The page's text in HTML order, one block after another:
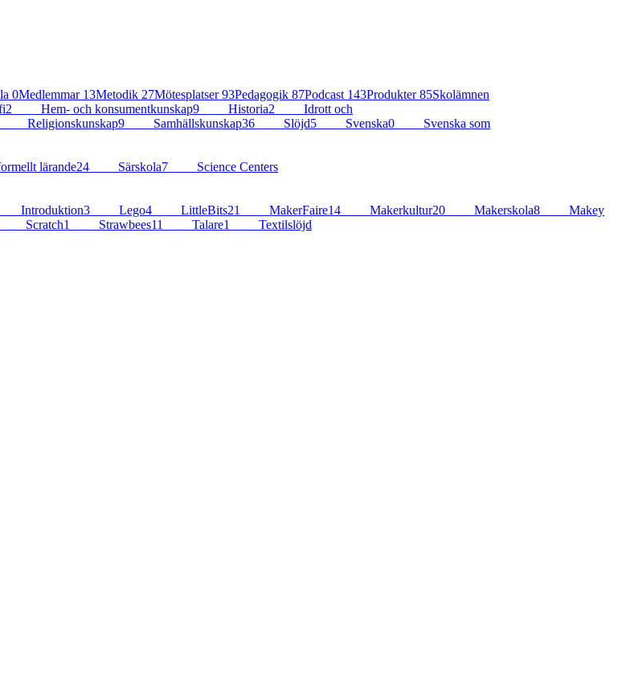
0Medlemmar 13Metodik 27Mötesplatser 93Pedagogik 87Podcast 143Produkter 85Skolämnen
2 Hem- och konsumentkunskap9 Historia2
Idrott och
Religionskunskap9 Samhällskunskap36 Slöjd5 Svenska0
Svenska som
lärande24 Särskola7
Science Centers
Introduktion3 Lego4 LittleBits21 MakerFaire14 Makerkultur20 Makerskola8
Makey
Scratch1 Strawbees11 Talare1 Textilslöjd